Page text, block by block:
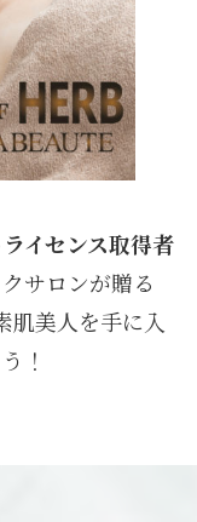
イセンス取得者
サロンが贈る
肌美人を手に入
！